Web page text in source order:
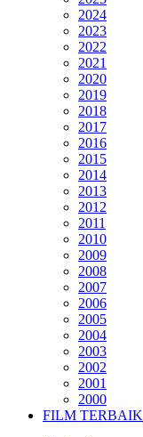
2024
2023
2022
2021
2020
2019
2018
2017
2016
2015
2014
2013
2012
2011
2010
2009
2008
2007
2006
2005
2004
2003
2002
2001
2000
FILM TERBAIK